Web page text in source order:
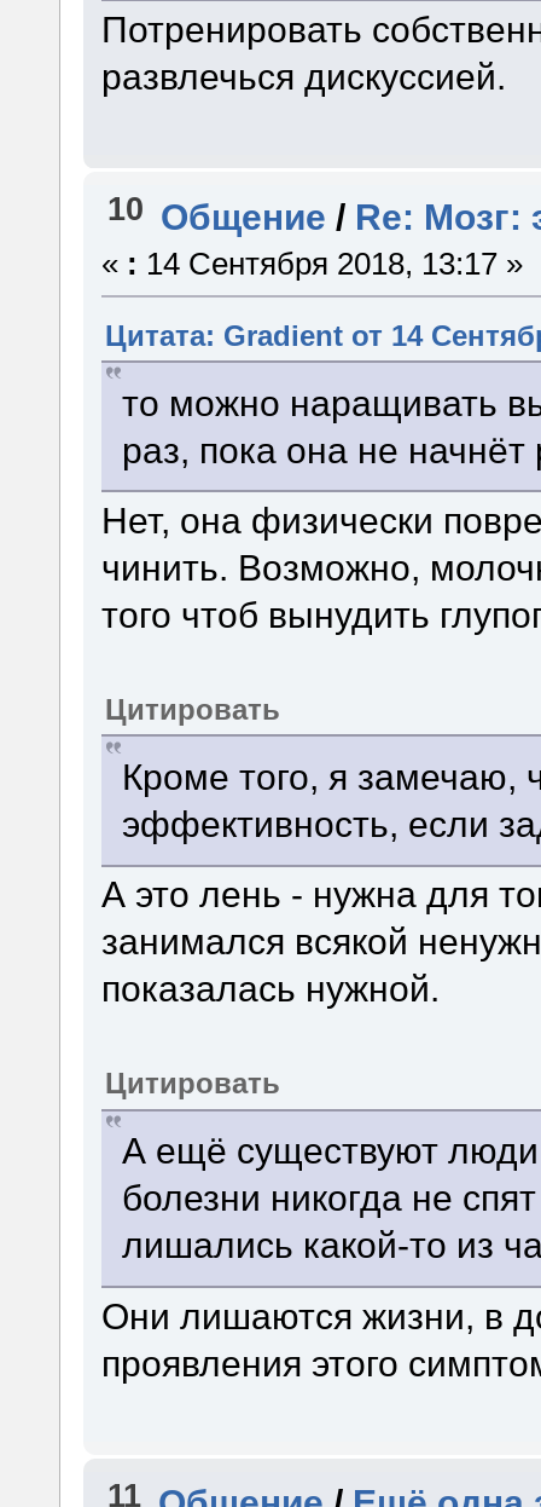
Потренировать
развлечься дискуссией.
10 Общение / Re: Мозг:
« : 14 Сентября 2018, 13:17 »
Цитата: Gradient от 14
то можно наращивать
раз, пока она не начнёт
Нет, она физически
чинить. Возможно,
того чтоб вынудить
Цитировать
Кроме того, я замечаю,
эффективность, если
А это лень - нужна для
занимался всякой
показалась нужной.
Цитировать
А ещё существуют
болезни никогда не
лишались какой-то из
Они лишаются жизни, в
проявления этого
11